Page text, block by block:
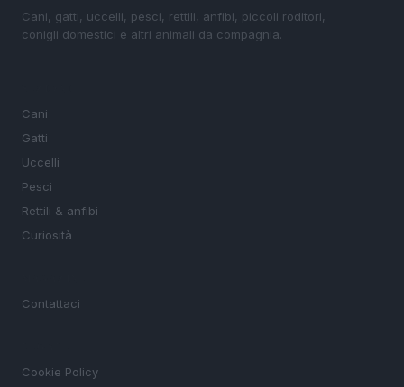
Cani, gatti, uccelli, pesci, rettili, anfibi, piccoli roditori,
conigli domestici e altri animali da compagnia.
Cani
Gatti
Uccelli
Pesci
Rettili & anfibi
Curiosità
Contattaci
Cookie Policy